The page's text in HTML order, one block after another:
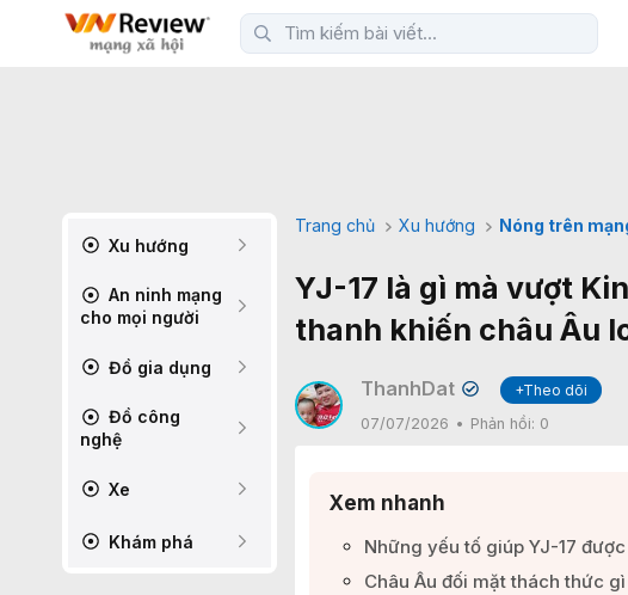
Xu hướng
An ninh mạng
cho mọi người
Đồ gia dụng
Đồ công
nghệ
Xe
Khám phá
Trang chủ Xu hướng Nóng trên
YJ-17 là gì mà vượt
thanh khiến châu Âu
ThanhDat ✔
+Theo dõi
07/07/2026
Phản hồi: 0
Xem nhanh
Những yếu tố giúp YJ-17
Châu Âu đối mặt thách thức